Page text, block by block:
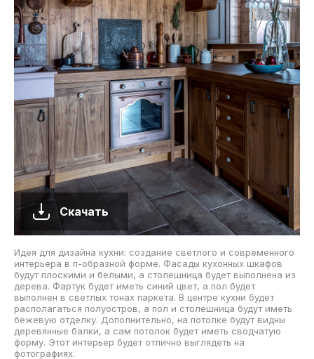
Скачать
Идея для дизайна кухни: создание светлого и современного
интерьера в п-образной форме. Фасады кухонных шкафов
будут плоскими и белыми, а столешница будет выполнена из
дерева. Фартук будет иметь синий цвет, а пол будет
выполнен в светлых тонах паркета. В центре кухни будет
располагаться полуостров, а пол и столешница будут иметь
бежевую отделку. Дополнительно, на потолке будут видны
деревянные балки, а сам потолок будет иметь сводчатую
форму. Этот интерьер будет отлично выглядеть на
фотографиях.